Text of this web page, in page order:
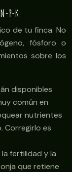
P-K
de tu finca. No
fósforo o
sobre los
disponibles
común en
nutrientes
Corregirlo es
fertilidad y la
que retiene